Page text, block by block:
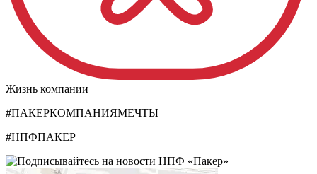
Жизнь компании
#ПАКЕРКОМПАНИЯМЕЧТЫ
#НПФПАКЕР